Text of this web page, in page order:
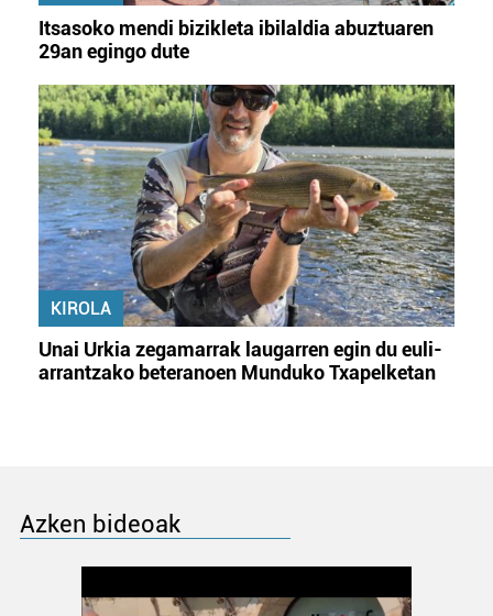
Itsasoko mendi bizikleta ibilaldia abuztuaren
29an egingo dute
KIROLA
Unai Urkia zegamarrak laugarren egin du euli-
arrantzako beteranoen Munduko Txapelketan
Azken bideoak